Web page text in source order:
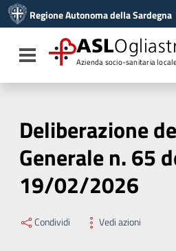
Vai al menu di navigazione
Vai al footer
Regione Autonoma della Sardegna
Toggle navigation
ASL
Azienda socio-sanitaria locale
Deliberazione
Generale n. 65
19/02/2026
Condividi Vedi azioni